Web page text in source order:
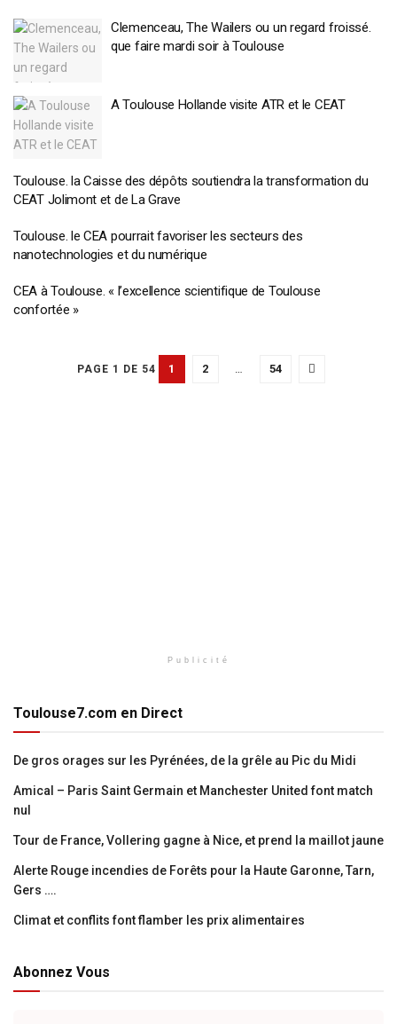
Clemenceau, The Wailers ou un regard froissé.
que faire mardi soir à Toulouse
A Toulouse Hollande visite ATR et le CEAT
Toulouse. la Caisse des dépôts soutiendra la transformation du
CEAT Jolimont et de La Grave
Toulouse. le CEA pourrait favoriser les secteurs des
nanotechnologies et du numérique
CEA à Toulouse. « l’excellence scientifique de Toulouse
confortée »
PAGE 1 DE 54 1 2 … 54
Publicité
Toulouse7.com en Direct
De gros orages sur les Pyrénées, de la grêle au Pic du Midi
Amical – Paris Saint Germain et Manchester United font match
nul
Tour de France, Vollering gagne à Nice, et prend la maillot jaune
Alerte Rouge incendies de Forêts pour la Haute Garonne, Tarn,
Gers ….
Climat et conflits font flamber les prix alimentaires
Abonnez Vous